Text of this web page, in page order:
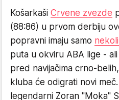
Košarkaši Crvene zvezde
(88:86) u prvom derbiju
popravni imaju samo
puta u okviru ABA lige -
pred navijačima crno-
kluba će odigrati novi
legendarni Zoran "Moka"